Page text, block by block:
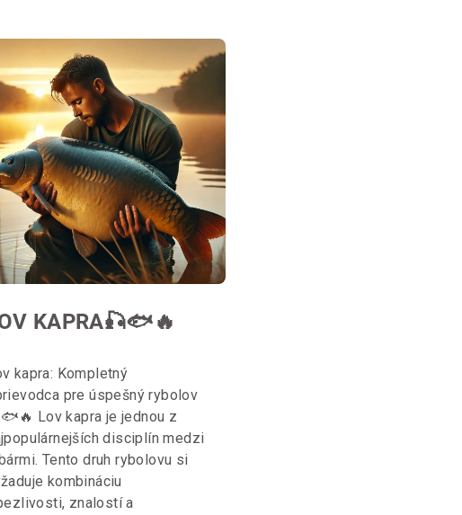
KAPRA🎣🐟🔥
kapra: Kompletný
pre úspešný rybolov
Lov kapra je jednou z
disciplín medzi
Tento druh rybolovu si
kombináciu
znalostí a